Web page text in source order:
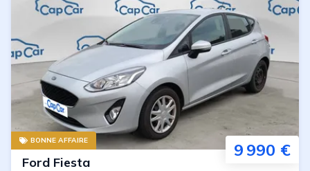
BONNE AFFAIRE 9 990 €
Ford Fiesta